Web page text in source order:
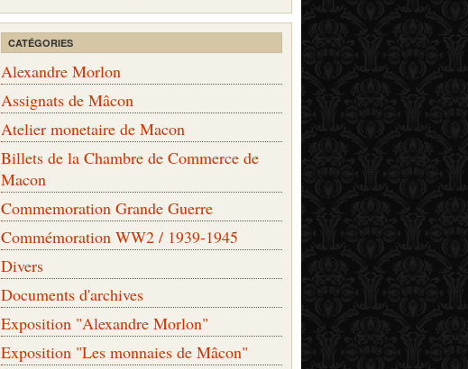
CATÉGORIES
Alexandre Morlon
Assignats de Mâcon
Atelier monetaire de Macon
Billets de la Chambre de Commerce de
Macon
Commemoration Grande Guerre
Commémoration WW2 / 1939-1945
Divers
Documents d'archives
Exposition "Alexandre Morlon"
Exposition "Les monnaies de Mâcon"